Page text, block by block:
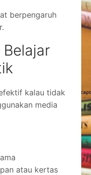
berpengaruh
kalau tidak
media
atau kertas